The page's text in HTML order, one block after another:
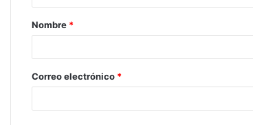
a
r
*
Nombre *
Correo electrónico *